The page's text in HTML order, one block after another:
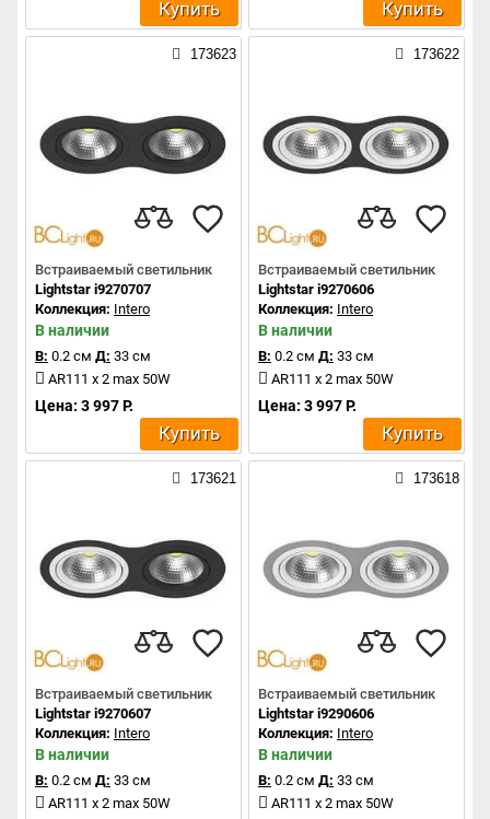
Купить Купить
173623
Встраиваемый светильник
Lightstar i9270707
Коллекция: Intero
В наличии
В: 0.2 см Д: 33 см
AR111 x 2 max 50W
Цена: 3 997 Р.
Купить
173622
Встраиваемый светильник
Lightstar i9270606
Коллекция: Intero
В наличии
В: 0.2 см Д: 33 см
AR111 x 2 max 50W
Цена: 3 997 Р.
Купить
173621
Встраиваемый светильник
Lightstar i9270607
Коллекция: Intero
В наличии
В: 0.2 см Д: 33 см
AR111 x 2 max 50W
173618
Встраиваемый светильник
Lightstar i9290606
Коллекция: Intero
В наличии
В: 0.2 см Д: 33 см
AR111 x 2 max 50W